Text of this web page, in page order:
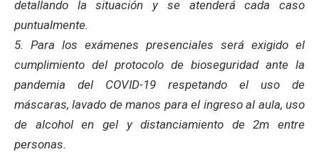
detallando la situación y se atenderá cada caso
puntualmente.
5. Para los exámenes presenciales será exigido el
cumplimiento del protocolo de bioseguridad ante la
pandemia del COVID-19 respetando el uso de
máscaras, lavado de manos para el ingreso al aula, uso
de alcohol en gel y distanciamiento de 2m entre
personas.